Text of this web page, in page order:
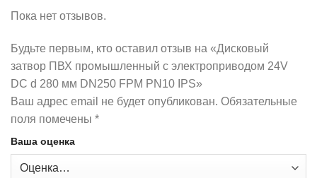
Пока нет отзывов.
Будьте первым, кто оставил отзыв на «Дисковый
затвор ПВХ промышленный с электроприводом 24V
DC d 280 мм DN250 FPM PN10 IPS»
Ваш адрес email не будет опубликован. Обязательные
поля помечены *
Ваша оценка